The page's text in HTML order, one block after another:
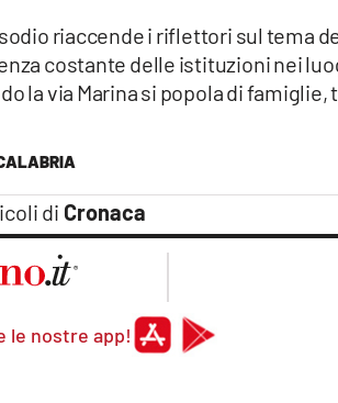
di Cronaca
riaccende i riflettori sul tema
costante delle istituzioni nei
la via Marina si popola di
le nostre app!